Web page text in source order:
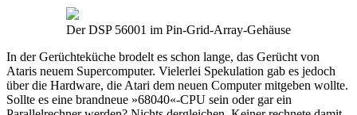
Der DSP 56001 im Pin-Grid-Array-Gehäuse
In der Gerüchteküche brodelt es schon lange, das Gerücht von
Ataris neuem Supercomputer. Vielerlei Spekulation gab es jedoch
über die Hardware, die Atari dem neuen Computer mitgeben wollte.
Sollte es eine brandneue »68040«-CPU sein oder gar ein